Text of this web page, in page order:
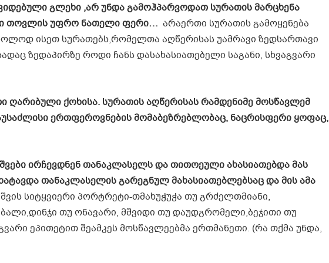
გლეხი ,არ უნდა გამოჰპარვოდათ სურათის მარცხენა
თოვლის უფრო ნათელი ფერი… არაერთი სურათის გამოყენება
ისეთ სურათებს,რომელთა აღწერისას უამრავი ზედსართავი
ზედაპირზე როდი ჩანს დასახასიათებელი საგანი, სხვაგვარი
ღარიბული ქოხისა. სურათის აღწერისას რამდენიმე მოსწავლემ
ერთფეროვნების მომაბეზრებლობაც, ნაცრისფერი ყოფაც,
ირჩევდნენ თანაკლასელს და თითოეული ახასიათებდა მას
თანაკლასელის გარეგნულ მახასიათებლებსაც და მის ამა
სიტყვიერი პორტრეტი-თმახუჭუჭა თუ გრძელთმიანი,
თუ ონავარი, მშვიდი თუ დაუდგრომელი,ბეჯითი თუ
ეპითეტით შეამკეს მოსწავლეებმა ერთმანეთი. (რა თქმა უნდა,